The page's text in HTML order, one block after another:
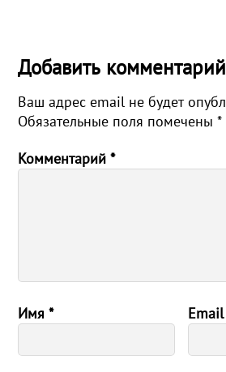
Добавить комментарий
Ваш адрес email не будет
Обязательные поля помечены*
Комментарий*
Имя*